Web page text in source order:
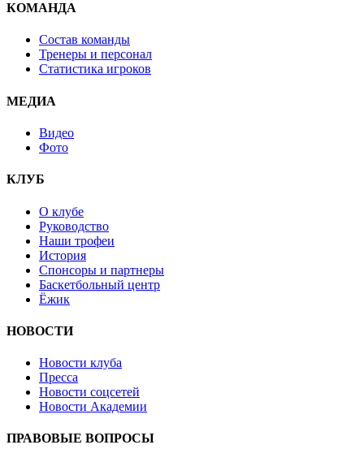
КОМАНДА
Состав команды
Тренеры и персонал
Статистика игроков
МЕДИА
Видео
Фото
КЛУБ
О клубе
Руководство
Наши трофеи
История
Спонсоры и партнеры
Баскетбольный центр
Ёжик
НОВОСТИ
Новости клуба
Пресса
Новости соцсетей
Новости Академии
ПРАВОВЫЕ ВОПРОСЫ